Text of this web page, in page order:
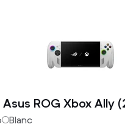
Asus ROG Xbox Ally
Blanc